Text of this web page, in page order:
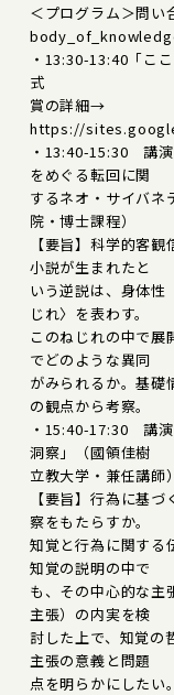
＜プログラム＞問
・13:30-13:40「こ
式
賞の詳細→
https://
・13:40-15:30 講
をめぐる転回に関
するネオ・サイバ
院・博士課程）
【要旨】科学的客
小説が生まれたと
いう逆説は、身体性
じれ〉を表わす。
このねじれの中で展
でどのような異同
がみられるか。基
の観点から考察。
・15:40-17:30 講
洞察」（國領佳樹
立教大学・兼任講師）
【要旨】行為に基
察をもたらすか。
知覚と行為に関する
知覚の説明の中で
も、その中心的な主
主張）の内実を検
討した上で、知覚の
主張の意義と問題
点を明らかにしたい。